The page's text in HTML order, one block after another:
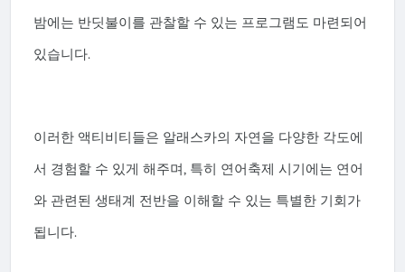
밤에는 반딧불이를 관찰할 수 있는 프로그램도 마련되어
있습니다.
이러한 액티비티들은 알래스카의 자연을 다양한 각도에
서 경험할 수 있게 해주며, 특히 연어축제 시기에는 연어
와 관련된 생태계 전반을 이해할 수 있는 특별한 기회가
됩니다.